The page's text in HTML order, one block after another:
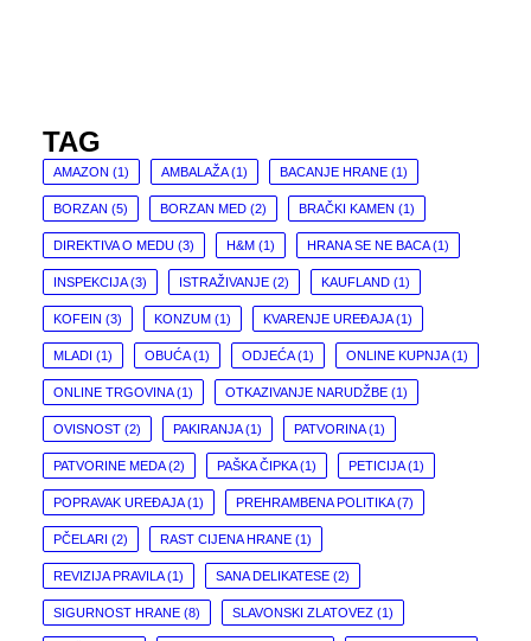
TAG
AMAZON (1) AMBALAŽA(1) BACANJE HRANE (1)
BORZAN (5) BORZAN MED (2) BRAČKI KAMEN (1)
DIREKTIVA O MEDU (3) H&M (1) HRANA SE NE BACA(1)
INSPEKCIJA(3) ISTRAŽIVANJE (2) KAUFLAND (1)
KOFEIN (3) KONZUM (1) KVARENJE UREĐAJA(1)
MLADI (1) OBUĆA(1) ODJEĆA(1) ONLINE KUPNJA(1)
ONLINE TRGOVINA(1) OTKAZIVANJE NARUDŽBE (1)
OVISNOST (2) PAKIRANJA(1) PATVORINA(1)
PATVORINE MEDA(2) PAŠKA ČIPKA(1) PETICIJA(1)
POPRAVAK UREĐAJA(1) PREHRAMBENA POLITIKA(7)
PČELARI (2) RAST CIJENA HRANE (1)
REVIZIJA PRAVILA(1) SANA DELIKATESE (2)
SIGURNOST HRANE (8) SLAVONSKI ZLATOVEZ (1)